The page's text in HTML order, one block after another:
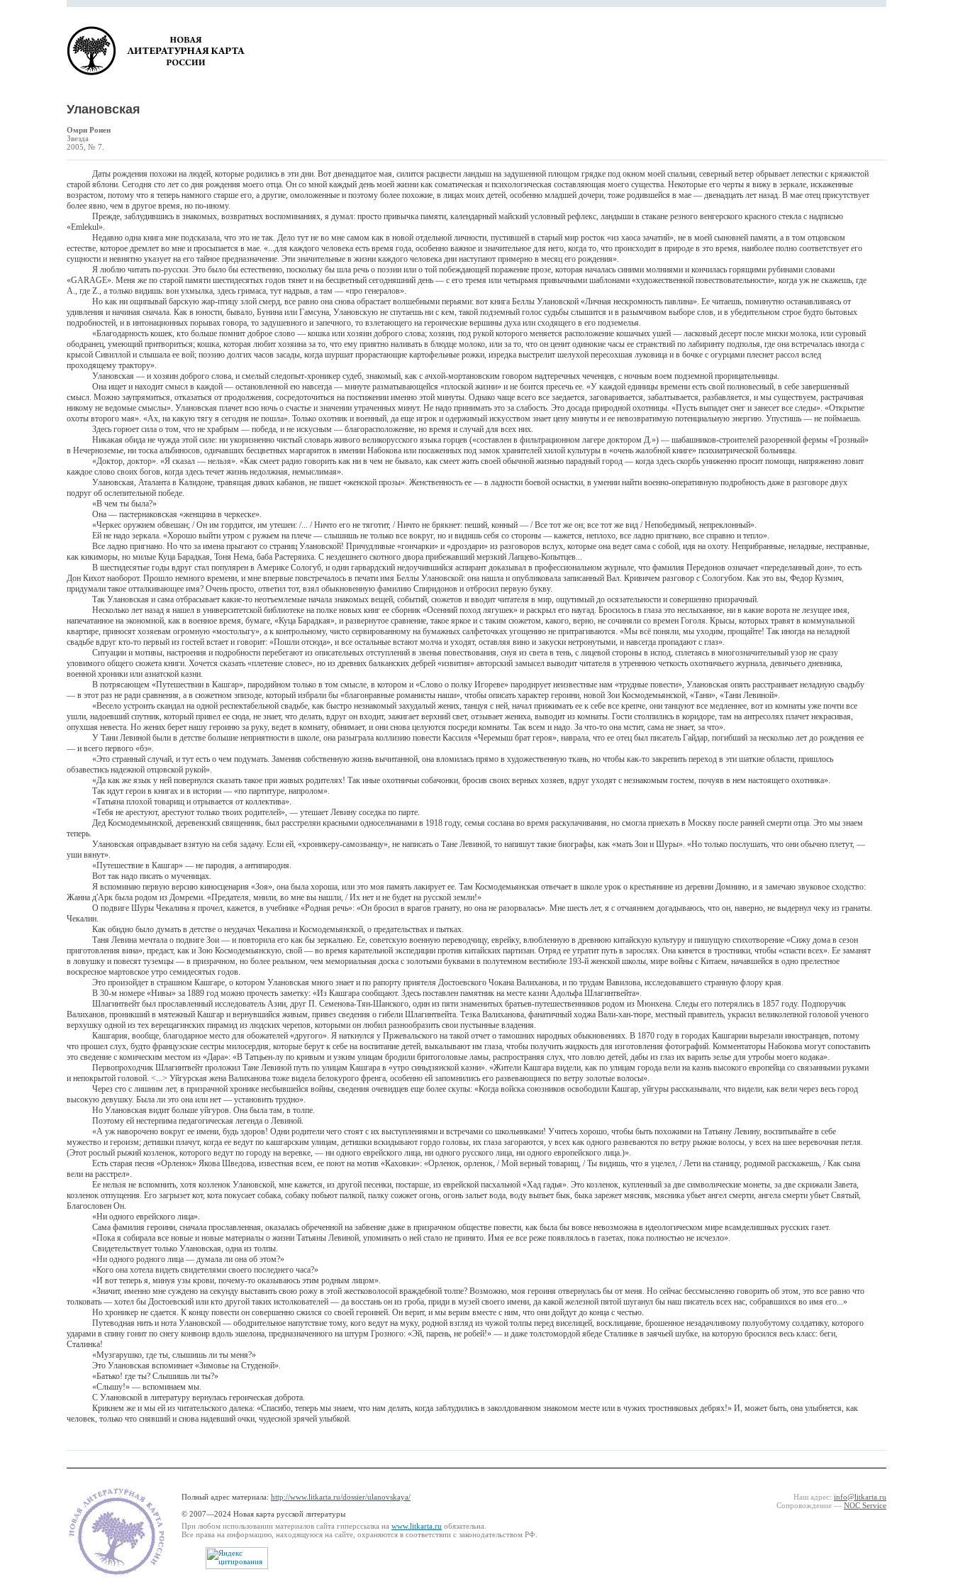
Улановская
Омри Ронен
Звезда
2005, № 7.
Даты рождения похожи на людей, которые родились в эти дни. Вот двенадцатое мая, силится расцвести ландыш на задушенной плющом грядке под окном моей спальни, северный ветер обрывает лепестки с кряжистой
старой яблони. Сегодня сто лет со дня рождения моего отца. Он со мной каждый день моей жизни как соматическая и психологическая составляющая моего существа. Некоторые его черты я вижу в зеркале, искаженные
возрастом, потому что я теперь намного старше его, а другие, омоложенные и поэтому более похожие, в лицах моих детей, особенно младшей дочери, тоже родившейся в мае — двенадцать лет назад. В мае отец присутствует
более явно, чем в другое время, но по-иному.
Прежде, заблудившись в знакомых, возвратных воспоминаниях, я думал: просто привычка памяти, календарный майский условный рефлекс, ландыши в стакане резного венгерского красного стекла с надписью
«Emlekul».
Недавно одна книга мне подсказала, что это не так. Дело тут не во мне самом как в новой отдельной личности, пустившей в старый мир росток «из хаоса зачатий», не в моей сыновней памяти, а в том отцовском
естестве, которое дремлет во мне и просыпается в мае. «...для каждого человека есть время года, особенно важное и значительное для него, когда то, что происходит в природе в это время, наиболее полно соответствует его
сущности и невнятно указует на его тайное предназначение. Эти значительные в жизни каждого человека дни наступают примерно в месяц его рождения».
Я люблю читать по-русски. Это было бы естественно, поскольку бы шла речь о поэзии или о той побеждающей поражение прозе, которая началась синими молниями и кончилась горящими рубинами словами
«GARAGE». Меня же по старой памяти шестидесятых годов тянет и на бесцветный сегодняшний день — с его тремя или четырьмя привычными шаблонами «художественной повествовательности», когда уж не скажешь, где
А., где Z., а только видишь: вон ухмылка, здесь гримаса, тут надрыв, а там — «про генералов».
Но как ни ощипывай барскую жар-птицу злой смерд, все равно она снова обрастает волшебными перьями: вот книга Беллы Улановской «Личная нескромность павлина». Ее читаешь, поминутно останавливаясь от
удивления и начиная сначала. Как в юности, бывало, Бунина или Гамсуна, Улановскую не спутаешь ни с кем, такой подземный голос судьбы слышится и в разымчивом выборе слов, и в убедительном строе будто бытовых
подробностей, и в интонационных порывах говора, то задушевного и запечного, то взлетающего на героические вершины духа или сходящего в его подземелья.
«Благодарность кошек, кто больше помнит доброе слово — кошка или хозяин доброго слова; хозяин, под рукой которого меняется расположение кошачьих ушей — ласковый десерт после миски молока, или суровый
ободранец, умеющий притвориться; кошка, которая любит хозяина за то, что ему приятно наливать в блюдце молоко, или за то, что он ценит одинокие часы ее странствий по лабиринту подполья, где она встречалась иногда с
крысой Сивиллой и слышала ее вой; поэзию долгих часов засады, когда шуршат прорастающие картофельные рожки, изредка выстрелит шелухой пересохшая луковица и в бочке с огурцами плеснет рассол вслед
проходящему трактору».
Улановская — и хозяин доброго слова, и смелый следопыт-хроникер судеб, знакомый, как с ачхой-мортановским говором надтеречных чеченцев, с ночным воем подземной прорицательницы.
Она ищет и находит смысл в каждой — остановленной ею навсегда — минуте разматывающейся «плоской жизни» и не боится пресечь ее. «У каждой единицы времени есть свой полновесный, в себе завершенный
смысл. Можно заупрямиться, отказаться от продолжения, сосредоточиться на постижении именно этой минуты. Однако чаще всего все заедается, заговаривается, забалтывается, разбавляется, и мы существуем, растрачивая
никому не ведомые смыслы». Улановская плачет всю ночь о счастье и значении утраченных минут. Не надо принимать это за слабость. Это досада природной охотницы. «Пусть выпадет снег и занесет все следы». «Открытие
охоты второго мая». «Ах, на какую тягу я сегодня не пошла». Только охотник и военный, да еще игрок и одержимый искусством знает цену минуты и ее невозвратимую потенциальную энергию. Упустишь — не поймаешь.
Здесь горюет сила о том, что не храбрым — победа, и не искусным — благорасположение, но время и случай для всех них.
Никакая обида не чужда этой силе: ни укоризненно чистый словарь живого великорусского языка горцев («составлен в фильтрационном лагере доктором Д.») — шабашников-строителей разоренной фермы «Грозный»
в Нечерноземье, ни тоска альбиносов, одичавших бесцветных маргариток в имении Набокова или посаженных под замок хранителей хилой культуры в «очень жалобной книге» психиатрической больницы.
«Доктор, доктор». «Я сказал — нельзя». «Как смеет радио говорить как ни в чем не бывало, как смеет жить своей обычной жизнью парадный город — когда здесь скорбь униженно просит помощи, напряженно ловит
каждое слово своих богов, когда здесь течет жизнь недолжная, немыслимая».
Улановская, Аталанта в Калидоне, травящая диких кабанов, не пишет «женской прозы». Женственность ее — в ладности боевой оснастки, в умении найти военно-оперативную подробность даже в разговоре двух
подруг об ослепительной победе.
«В чем ты была?»
Она — пастернаковская «женщина в черкеске».
«Черкес оружием обвешан; / Он им гордится, им утешен: /... / Ничто его не тяготит, / Ничто не брякнет: пеший, конный — / Все тот же он; все тот же вид / Непобедимый, непреклонный».
Ей не надо зеркала. «Хорошо выйти утром с ружьем на плече — слышишь не только все вокруг, но и видишь себя со стороны — кажется, неплохо, все ладно пригнано, все справно и тепло».
Все ладно пригнано. Но что за имена прыгают со страниц Улановской! Причудливые «гончарки» и «дроздари» из разговоров вслух, которые она ведет сама с собой, идя на охоту. Неприбранные, неладные, несправные,
как кикиморы, но милые Куца Барадкая, Тоня Нема, баба Растеряиха. С нездешнего скотного двора прибежавший мерзкий Лапцево-Копытцев...
В шестидесятые годы вдруг стал популярен в Америке Сологуб, и один гарвардский недоучившийся аспирант доказывал в профессиональном журнале, что фамилия Передонов означает «переделанный дон», то есть
Дон Кихот наоборот. Прошло немного времени, и мне впервые повстречалось в печати имя Беллы Улановской: она нашла и опубликовала записанный Вал. Кривичем разговор с Сологубом. Как это вы, Федор Кузмич,
придумали такое отталкивающее имя? Очень просто, ответил тот, взял обыкновенную фамилию Спиридонов и отбросил первую букву.
Так Улановская и сама отбрасывает какие-то неотъемлемые начала знакомых вещей, событий, сюжетов и вводит читателя в мир, ощутимый до осязательности и совершенно призрачный.
Несколько лет назад я нашел в университетской библиотеке на полке новых книг ее сборник «Осенний поход лягушек» и раскрыл его наугад. Бросилось в глаза это неслыханное, ни в какие ворота не лезущее имя,
напечатанное на экономной, как в военное время, бумаге, «Куца Барадкая», и развернутое сравнение, такое яркое и с таким сюжетом, какого, верно, не сочиняли со времен Гоголя. Крысы, которых травят в коммунальной
квартире, приносят хозяевам огромную «мостолыгу», а к контрольному, чисто сервированному на бумажных салфеточках угощению не притрагиваются. «Мы всё поняли, мы уходим, прощайте! Так иногда на неладной
свадьбе вдруг кто-то первый из гостей встает и говорит: «Пошли отсюда», и все остальные встают молча и уходят, оставляя вино и закуски нетронутыми, и навсегда пропадают с глаз».
Ситуации и мотивы, настроения и подробности перебегают из описательных отступлений в звенья повествования, снуя из света в тень, с лицевой стороны в испод, сплетаясь в многозначительный узор не сразу
уловимого общего сюжета книги. Хочется сказать «плетение словес», но из древних балканских дебрей «извития» авторский замысел выводит читателя в утреннюю четкость охотничьего журнала, девичьего дневника,
военной хроники или азиатской казни.
В потрясающем «Путешествии в Кашгар», пародийном только в том смысле, в котором и «Слово о полку Игореве» пародирует неизвестные нам «трудные повести», Улановская опять расстраивает неладную свадьбу
— в этот раз не ради сравнения, а в сюжетном эпизоде, который избрали бы «благонравные романисты наши», чтобы описать характер героини, новой Зои Космодемьянской, «Тани», «Тани Левиной».
«Весело устроить скандал на одной респектабельной свадьбе, как быстро незнакомый захудалый жених, танцуя с ней, начал прижимать ее к себе все крепче, они танцуют все медленнее, вот из комнаты уже почти все
ушли, надоевший спутник, который привел ее сюда, не знает, что делать, вдруг он входит, зажигает верхний свет, отзывает жениха, выводит из комнаты. Гости столпились в коридоре, там на антресолях плачет некрасивая,
опухшая невеста. Но жених берет нашу героиню за руку, ведет в комнату, обнимает, и они снова целуются посреди комнаты. Так всем и надо. За что-то она мстит, сама не знает, за что».
У Тани Левиной были в детстве большие неприятности в школе, она разыграла коллизию повести Кассиля «Черемыш брат героя», наврала, что ее отец был писатель Гайдар, погибший за несколько лет до рождения ее
— и всего первого «бэ».
«Это странный случай, и тут есть о чем подумать. Заменив собственную жизнь вычитанной, она вломилась прямо в художественную ткань, но чтобы как-то закрепить переход в эти шаткие области, пришлось
обзавестись надежной отцовской рукой».
«Да как же язык у ней повернулся сказать такое при живых родителях! Так иные охотничьи собачонки, бросив своих верных хозяев, вдруг уходят с незнакомым гостем, почуяв в нем настоящего охотника».
Так идут герои в книгах и в истории — «по партитуре, напролом».
«Татьяна плохой товарищ и отрывается от коллектива».
«Тебя не арестуют, арестуют только твоих родителей», — утешает Левину соседка по парте.
Дед Космодемьянской, деревенский священник, был расстрелян красными односельчанами в 1918 году, семья сослана во время раскулачивания, но смогла приехать в Москву после ранней смерти отца. Это мы знаем
теперь.
Улановская оправдывает взятую на себя задачу. Если ей, «хроникеру-самозванцу», не написать о Тане Левиной, то напишут такие биографы, как «мать Зои и Шуры». «Но только послушать, что они обычно плетут, —
уши вянут».
«Путешествие в Кашгар» — не пародия, а антипародия.
Вот так надо писать о мученицах.
Я вспоминаю первую версию киносценария «Зоя», она была хороша, или это моя память лакирует ее. Там Космодемьянская отвечает в школе урок о крестьянине из деревни Домнино, и я замечаю звуковое сходство:
Жанна д'Арк была родом из Домреми. «Предателя, мнили, во мне вы нашли, / Их нет и не будет на русской земли!»
О подвиге Шуры Чекалина я прочел, кажется, в учебнике «Родная речь»: «Он бросил в врагов гранату, но она не разорвалась». Мне шесть лет, я с отчаянием догадываюсь, что он, наверно, не выдернул чеку из гранаты.
Чекалин.
Как обидно было думать в детстве о неудачах Чекалина и Космодемьянской, о предательствах и пытках.
Таня Левина мечтала о подвиге Зои — и повторила его как бы зеркально. Ее, советскую военную переводчицу, еврейку, влюбленную в древнюю китайскую культуру и пишущую стихотворение «Сижу дома в сезон
приготовления вина», предаст, как и Зою Космодемьянскую, свой — во время карательной экспедиции против китайских партизан. Отряд ее утратит путь в зарослях. Она кинется в тростники, чтобы «спасти всех». Ее заманят
в ловушку и повесят туземцы — в призрачном, но более реальном, чем мемориальная доска с золотыми буквами в полутемном вестибюле 193-й женской школы, мире войны с Китаем, начавшейся в одно прелестное
воскресное мартовское утро семидесятых годов.
Это произойдет в страшном Кашгаре, о котором Улановская много знает и по рапорту приятеля Достоевского Чокана Валиханова, и по трудам Вавилова, исследовавшего странную флору края.
В 30-м номере «Нивы» за 1889 год можно прочесть заметку: «Из Кашгара сообщают. Здесь поставлен памятник на месте казни Адольфа Шлагинтвейта».
Шлагинтвейт был прославленный исследователь Азии, друг П. Семенова-Тян-Шанского, один из пяти знаменитых братьев-путешественников родом из Мюнхена. Следы его потерялись в 1857 году. Подпоручик
Валиханов, проникший в мятежный Кашгар и вернувшийся живым, привез сведения о гибели Шлагинтвейта. Тезка Валиханова, фанатичный ходжа Вали-хан-тюре, местный правитель, украсил великолепной головой ученого
верхушку одной из тех верещагинских пирамид из людских черепов, которыми он любил разнообразить свои пустынные владения.
Кашгария, вообще, благодарное место для обожателей «другого». Я наткнулся у Пржевальского на такой отчет о тамошних народных обыкновениях. В 1870 году в городах Кашгарии вырезали иностранцев, потому
что прошел слух, будто французские сестры милосердия, которые берут к себе на воспитание детей, выкалывают им глаза, чтобы получить жидкость для изготовления фотографий. Комментаторы Набокова могут сопоставить
это сведение с комическим местом из «Дара»: «В Татцьен-лу по кривым и узким улицам бродили бритоголовые ламы, распространяя слух, что ловлю детей, дабы из глаз их варить зелье для утробы моего кодака».
Первопроходчик Шлагинтвейт проложил Тане Левиной путь по улицам Кашгара в «утро синьдзянской казни». «Жители Кашгара видели, как по улицам города вели на казнь высокого европейца со связанными руками
и непокрытой головой. <...> Уйгурская жена Валиханова тоже видела белокурого френга, особенно ей запомнились его развевающиеся по ветру золотые волосы».
Через сто с лишним лет, в призрачной хронике несбывшейся войны, сведения очевидцев еще более скупы: «Когда войска союзников освободили Кашгар, уйгуры рассказывали, что видели, как вели через весь город
высокую девушку. Была ли это она или нет — установить трудно».
Но Улановская видит больше уйгуров. Она была там, в толпе.
Поэтому ей нестерпима педагогическая легенда о Левиной.
«А уж наворочено вокруг ее имени, будь здоров! Одни родители чего стоят с их выступлениями и встречами со школьниками! Учитесь хорошо, чтобы быть похожими на Татьяну Левину, воспитывайте в себе
мужество и героизм; детишки плачут, когда ее ведут по кашгарским улицам, детишки вскидывают гордо головы, их глаза загораются, у всех как одного развеваются по ветру рыжие волосы, у всех на шее веревочная петля.
(Этот рослый рыжий козленок, которого ведут по городу на веревке, — ни одного еврейского лица, ни одного русского лица, ни одного европейского лица.)».
Есть старая песня «Орленок» Якова Шведова, известная всем, ее поют на мотив «Каховки»: «Орленок, орленок, / Мой верный товарищ, / Ты видишь, что я уцелел, / Лети на станицу, родимой расскажешь, / Как сына
вели на расстрел».
Ее нельзя не вспомнить, хотя козленок Улановской, мне кажется, из другой песенки, постарше, из еврейской пасхальной «Хад гадья». Это козленок, купленный за две символические монеты, за две скрижали Завета,
козленок отпущения. Его загрызет кот, кота покусает собака, собаку побьют палкой, палку сожжет огонь, огонь зальет вода, воду выпьет бык, быка зарежет мясник, мясника убьет ангел смерти, ангела смерти убьет Святый,
Благословен Он.
«Ни одного еврейского лица».
Сама фамилия героини, сначала прославленная, оказалась обреченной на забвение даже в призрачном обществе повести, как была бы вовсе невозможна в идеологическом мире всамделишных русских газет.
«Пока я собирала все новые и новые материалы о жизни Татьяны Левиной, упоминать о ней стало не принято. Имя ее все реже появлялось в газетах, пока полностью не исчезло».
Свидетельствует только Улановская, одна из толпы.
«Ни одного родного лица — думала ли она об этом?»
«Кого она хотела видеть свидетелями своего последнего часа?»
«И вот теперь я, минуя узы крови, почему-то оказываюсь этим родным лицом».
«Значит, именно мне суждено на секунду выставить свою рожу в этой жестковолосой враждебной толпе? Возможно, моя героиня отвернулась бы от меня. Но сейчас бессмысленно говорить об этом, это все равно что
толковать — хотел бы Достоевский или кто другой таких истолкователей — да восстань он из гроба, приди в музей своего имени, да какой железной пятой шуганул бы наш писатель всех нас, собравшихся во имя его...»
Но хроникер не сдается. К концу повести он совершенно сжился со своей героиней. Он верит, и мы верим вместе с ним, что они дойдут до конца с честью.
Путеводная нить и нота Улановской — ободрительное напутствие тому, кого ведут на муку, родной взгляд из чужой толпы перед виселицей, восклицание, брошенное незадачливому полуобутому солдатику, которого
ударами в спину гонит по снегу конвоир вдоль эшелона, предназначенного на штурм Грозного: «Эй, парень, не робей!» — и даже толстомордой ябеде Сталинке в заячьей шубке, на которую бросился весь класс: беги,
Сталинка!
«Музгарушко, где ты, слышишь ли ты меня?»
Это Улановская вспоминает «Зимовье на Студеной».
«Батько! где ты? Слышишь ли ты?»
«Слышу!» — вспоминаем мы.
С Улановской в литературу вернулась героическая доброта.
Крикнем же и мы ей из читательского далека: «Спасибо, теперь мы знаем, что нам делать, когда заблудились в заколдованном знакомом месте или в чужих тростниковых дебрях!» И, может быть, она улыбнется, как
человек, только что снявший и снова надевший очки, чудесной зрячей улыбкой.
Полный адрес материала: http://www.litkarta.ru/dossier/ulanovskaya/
© 2007—2024 Новая карта русской литературы
При любом использовании материалов сайта гиперссылка на www.litkarta.ru обязательна.
Все права на информацию, находящуюся на сайте, охраняются в соответствии с законодательством РФ.
Наш адрес: info@litkarta.ru
Сопровождение — NOC Service